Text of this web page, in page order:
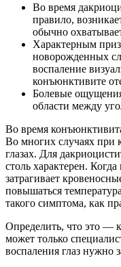
Во время
правило,
обычно
Характерным
новорожденных
воспаление
конъюнктивите
Болевые
области между
Во время
Во многих случаях при
глазах. Для
столь характерен.
затрагивает
повышаться
такого симптома, как
Определить, что это —
может только
воспаления глаз нужно